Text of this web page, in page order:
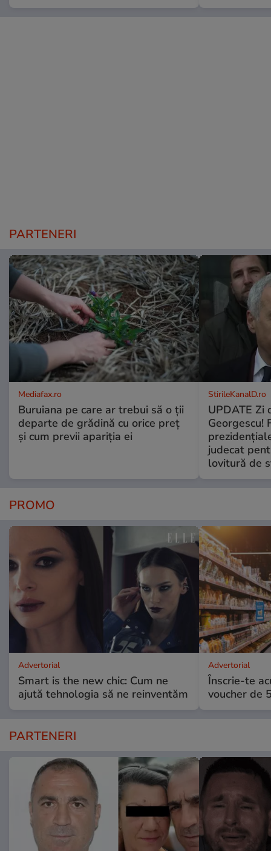
PARTENERI
Mediafax.ro
Buruiana pe care ar trebui să o ții
departe de grădină cu orice preț
și cum previi apariția ei
StirileKanalD.ro
UPDATE Zi
Georgescu!
judecat
lovitură de
PROMO
Advertorial
Smart is the new chic: Cum ne
ajută tehnologia să ne reinventăm
Advertorial
Înscrie-te
voucher de
PARTENERI